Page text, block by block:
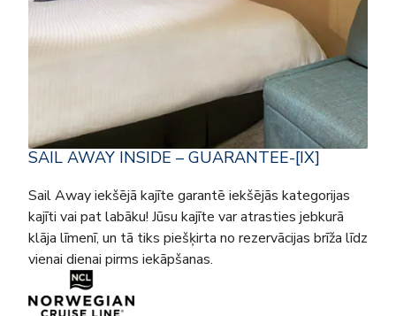
SAIL AWAY INSIDE – GUARANTEE-[IX]
Sail Away iekšējā kajīte garantē iekšējās kategorijas
kajīti vai pat labāku! Jūsu kajīte var atrasties jebkurā
klāja līmenī, un tā tiks piešķirta no rezervācijas brīža līdz
vienai dienai pirms iekāpšanas.